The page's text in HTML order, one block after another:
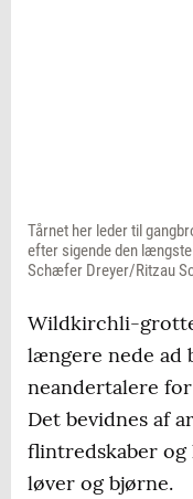
Tårnet her leder til
efter sigende den
Schæfer Dreyer/Ritzau
Wildkirchli-
længere nede ad
neandertalere
Det bevidnes af
flintredskaber
løver og bjørne.